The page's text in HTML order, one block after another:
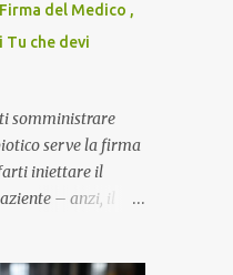
del Medico ,
Tu che devi
somministrare
serve la firma
iniettare il
– anzi, il